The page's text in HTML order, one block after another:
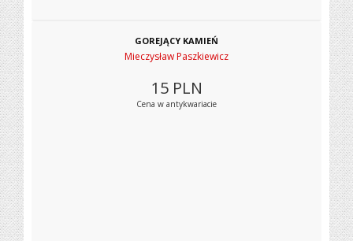
GOREJĄCY KAMIEŃ
Mieczysław Paszkiewicz
15 PLN
Cena w antykwariacie